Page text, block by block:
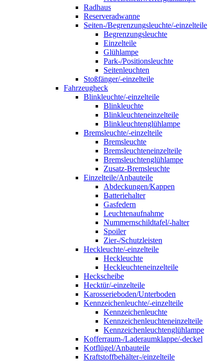
Radhaus
Reserveradwanne
Seiten-/Begrenzungsleuchte/-einzelteile
Begrenzungsleuchte
Einzelteile
Glühlampe
Park-/Positionsleuchte
Seitenleuchten
Stoßfänger/-einzelteile
Fahrzeugheck
Blinkleuchte/-einzelteile
Blinkleuchte
Blinkleuchteneinzelteile
Blinkleuchtenglühlampe
Bremsleuchte/-einzelteile
Bremsleuchte
Bremsleuchteneinzelteile
Bremsleuchtenglühlampe
Zusatz-Bremsleuchte
Einzelteile/Anbauteile
Abdeckungen/Kappen
Batteriehalter
Gasfedern
Leuchtenaufnahme
Nummernschildtafel/-halter
Spoiler
Zier-/Schutzleisten
Heckleuchte/-einzelteile
Heckleuchte
Heckleuchteneinzelteile
Heckscheibe
Hecktür/-einzelteile
Karosserieboden/Unterboden
Kennzeichenleuchte/-einzelteile
Kennzeichenleuchte
Kennzeichenleuchteneinzelteile
Kennzeichenleuchtenglühlampe
Kofferraum-/Laderaumklappe/-deckel
Kotflügel/Anbauteile
Kraftstoffbehälter-/einzelteile